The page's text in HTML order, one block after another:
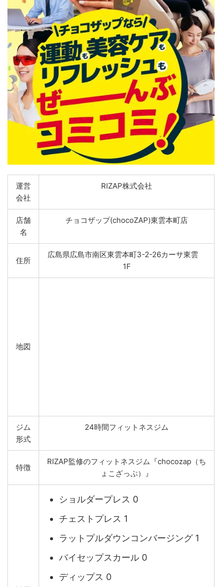
運営
会社
RIZAP株式会社
店舗
名
チョコザップ(chocoZAP)東雲本町店
住所
広島県広島市南区東雲本町3-2-26カーサ東雲
1F
地図
ジム
形式
24時間フィットネスジム
特徴
RIZAP監修のフィットネスジム『chocozap（ち
ょこざっぷ）』
ショルダープレス 0
チェストプレス 1
ラットプルダウンコンバージング 1
バイセップスカール 0
ディップス 0